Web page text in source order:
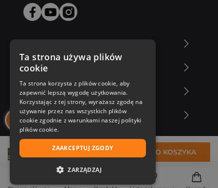
40,59 zł DO KOSZYKA
Zakupy u nas
Nasza oferta
Nasi autorzy
Ta strona używa plików
cookie
Ta strona korzysta z plików cookie, aby
zapewnić lepszą wygodę użytkowania.
Korzystając z tej strony, wyrażasz zgodę na
używanie przez nas wszystkich plików
cookie zgodnie z warunkami naszej polityki
plików cookie.
ZAAKCEPTUJ ZGODY
ZARZĄDZAJ